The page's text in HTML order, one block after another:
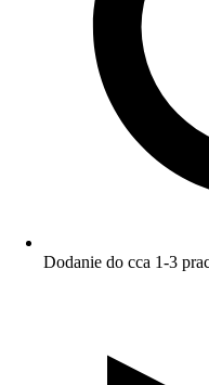
Dodanie do cca 1-3